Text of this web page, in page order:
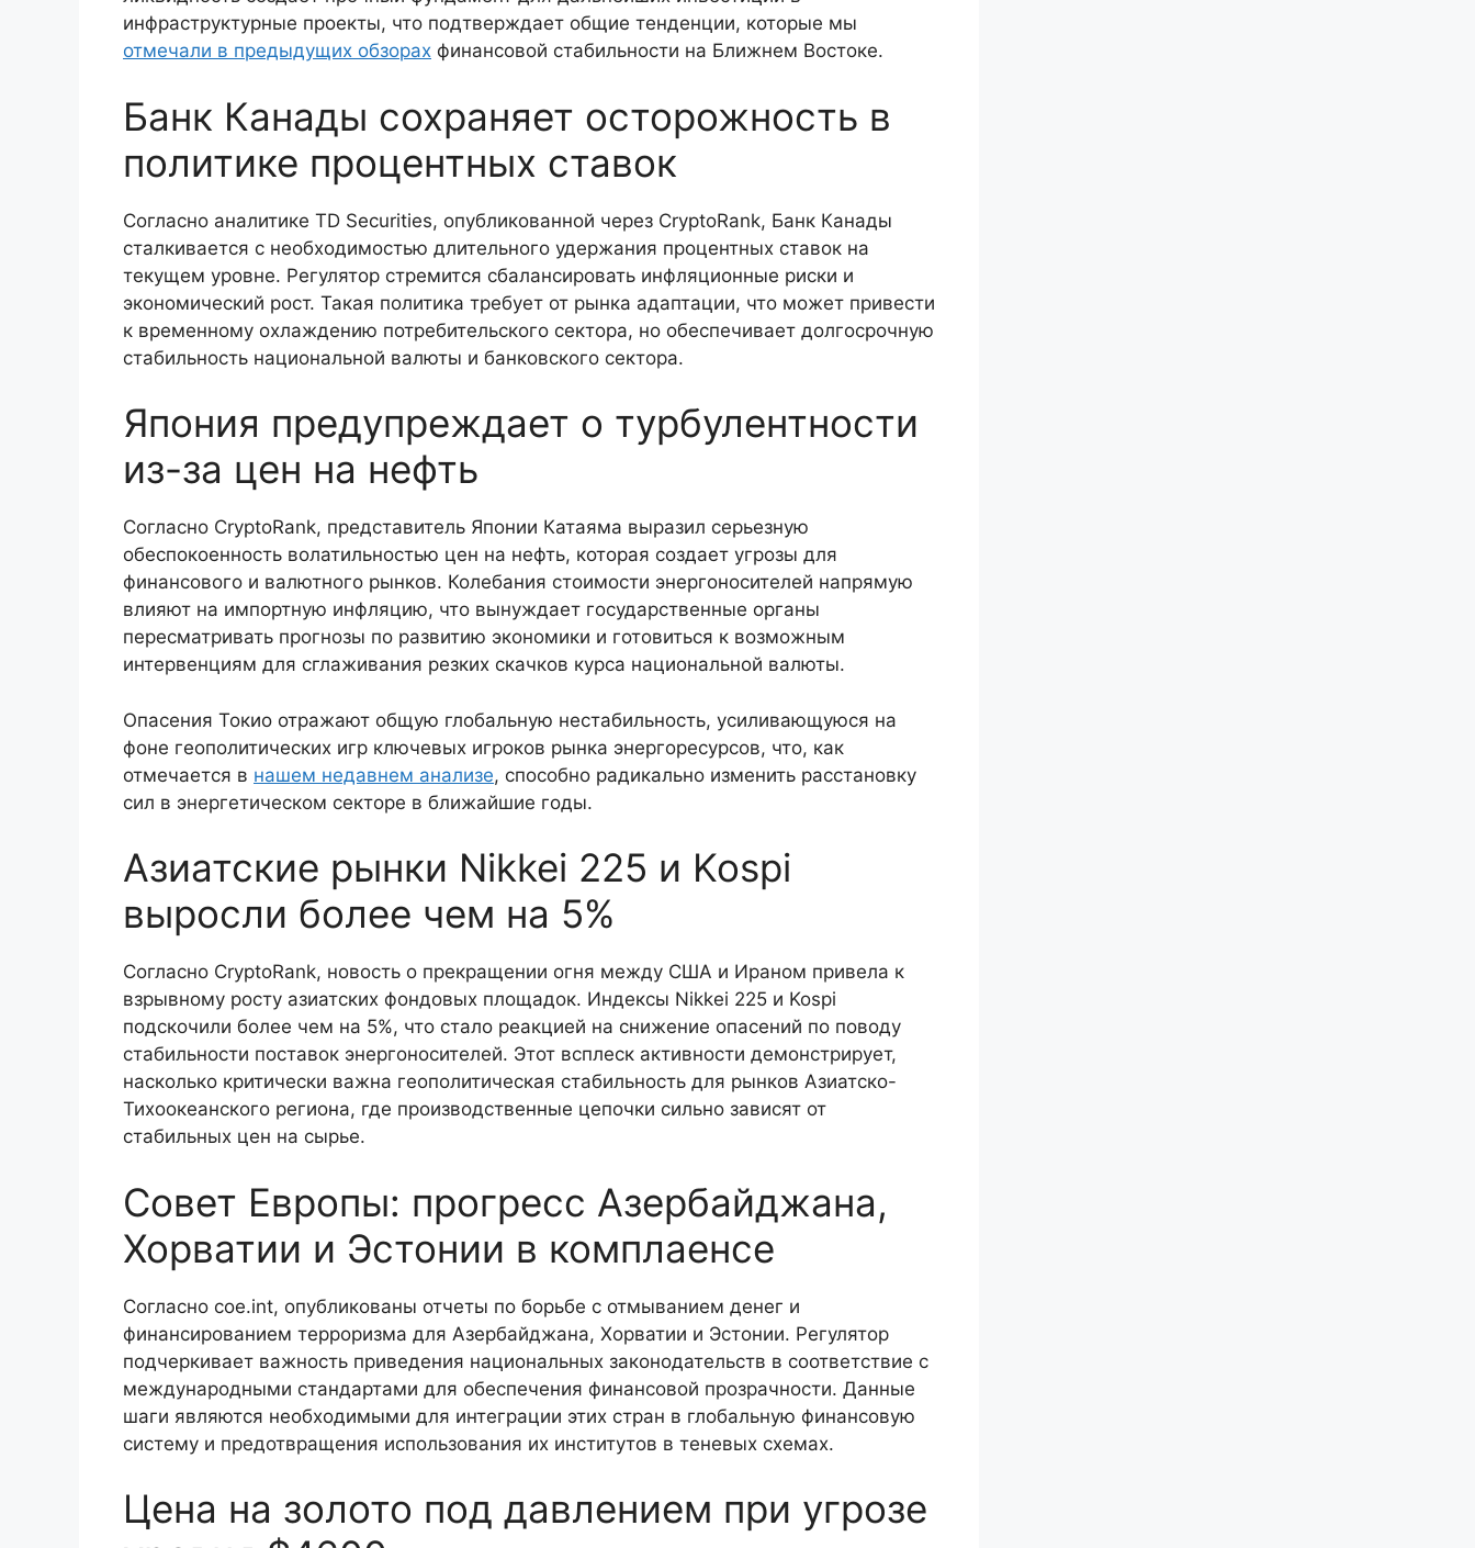
инфраструктурные проекты, что подтверждает общие тенденции, которые мы
отмечали в предыдущих обзорах финансовой стабильности на Ближнем Востоке.
Банк Канады сохраняет осторожность в
политике процентных ставок
Согласно аналитике TD Securities, опубликованной через CryptoRank, Банк Канады
сталкивается с необходимостью длительного удержания процентных ставок на
текущем уровне. Регулятор стремится сбалансировать инфляционные риски и
экономический рост. Такая политика требует от рынка адаптации, что может привести
к временному охлаждению потребительского сектора, но обеспечивает долгосрочную
стабильность национальной валюты и банковского сектора.
Япония предупреждает о турбулентности
из-за цен на нефть
Согласно CryptoRank, представитель Японии Катаяма выразил серьезную
обеспокоенность волатильностью цен на нефть, которая создает угрозы для
финансового и валютного рынков. Колебания стоимости энергоносителей напрямую
влияют на импортную инфляцию, что вынуждает государственные органы
пересматривать прогнозы по развитию экономики и готовиться к возможным
интервенциям для сглаживания резких скачков курса национальной валюты.
Опасения Токио отражают общую глобальную нестабильность, усиливающуюся на
фоне геополитических игр ключевых игроков рынка энергоресурсов, что, как
отмечается в нашем недавнем анализе, способно радикально изменить расстановку
сил в энергетическом секторе в ближайшие годы.
Азиатские рынки Nikkei 225 и Kospi
выросли более чем на 5%
Согласно CryptoRank, новость о прекращении огня между США и Ираном привела к
взрывному росту азиатских фондовых площадок. Индексы Nikkei 225 и Kospi
подскочили более чем на 5%, что стало реакцией на снижение опасений по поводу
стабильности поставок энергоносителей. Этот всплеск активности демонстрирует,
насколько критически важна геополитическая стабильность для рынков Азиатско-
Тихоокеанского региона, где производственные цепочки сильно зависят от
стабильных цен на сырье.
Совет Европы: прогресс Азербайджана,
Хорватии и Эстонии в комплаенсе
Согласно coe.int, опубликованы отчеты по борьбе с отмыванием денег и
финансированием терроризма для Азербайджана, Хорватии и Эстонии. Регулятор
подчеркивает важность приведения национальных законодательств в соответствие с
международными стандартами для обеспечения финансовой прозрачности. Данные
шаги являются необходимыми для интеграции этих стран в глобальную финансовую
систему и предотвращения использования их институтов в теневых схемах.
Цена на золото под давлением при угрозе